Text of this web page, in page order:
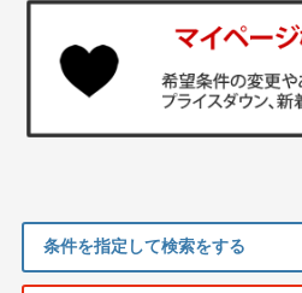
条件を指定して検索をする